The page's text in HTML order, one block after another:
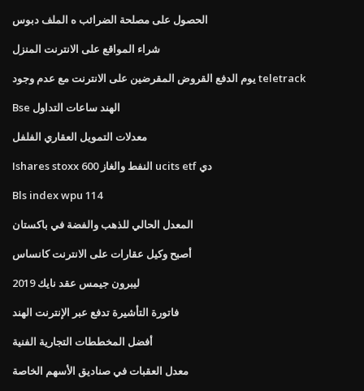
الحصول على مصلحة الضرائب ه الملف دبوس
شراء المواقع على الانترنت المنزل
يوم الدفع القروض المقرضين على الانترنت مع عدم وجود teletrack
Bse الهند ساعات التداول
معدلات التمويل العقاري الفلفل
Ishares stoxx 600 النفط والغاز ucits etf دي
Bls index wpu 114
المعدل الحالي للذهب والفضة في باكستان
أصبح وكيل عقارات على الانترنت كانساس
ليبرون جيمس عقد نايك 2019
فاتورة التأشيرة تدفع عبر الإنترنت الهند
أفضل المخططات التجارية الفنية
معدل العقبات في صناديق الأسهم الخاصة